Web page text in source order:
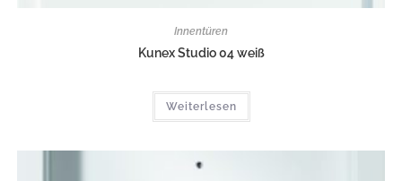
Innentüren
Kunex Studio 04 weiß
Weiterlesen